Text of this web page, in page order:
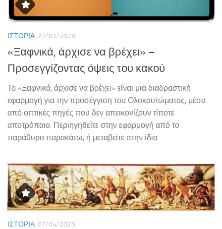
ΙΣΤΟΡΊΑ 27/01/2026
«Ξαφνικά, άρχισε να βρέχει» –
Προσεγγίζοντας όψεις του κακού
Το «Ξαφνικά, άρχισε να βρέχει» είναι μια διαδραστική
εφαρμογή για την προσέγγιση του Ολοκαυτώματος, μέσα
από οπτικές πηγές που δεν απεικονίζουν τίποτε
αποτρόπαιο. Περιηγηθείτε στην εφαρμογή από το
παράθυρο παρακάτω, ή μεταβείτε στην ίδια...
ΙΣΤΟΡΊΑ 07/04/2025